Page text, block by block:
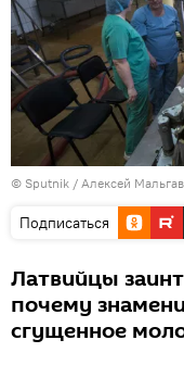
© Sputnik / Алексей
Подписаться
Латвийцы
почему
сгущенное